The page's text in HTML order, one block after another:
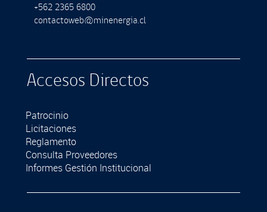
+562 2365 6800
contactoweb@minenergia.cl
Accesos Directos
Patrocinio
Licitaciones
Reglamento
Consulta Proveedores
Informes Gestión Institucional